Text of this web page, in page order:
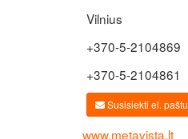
Vilnius
+370-5-2104869
+370-5-2104861
Susisiekti el. paštu
www.metavista.lt